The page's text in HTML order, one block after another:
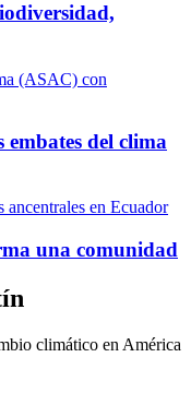
del clima
una comunidad
climático en América